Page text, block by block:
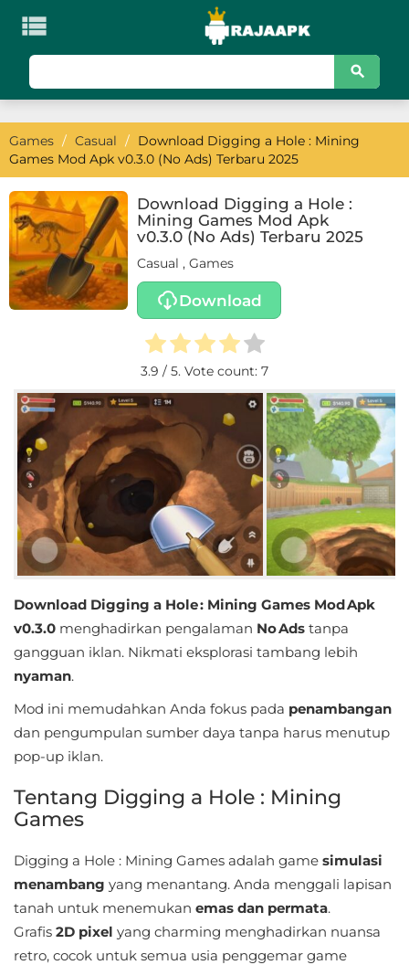

Games
Action
Arcade
Board
Card
Casual
Educational
First
Person
Horror
Music
Puzzle
Racing
Role
Playing
Sandbox
Shooting
Simulation
Sports
Games / Casual / Download Digging a Hole : Mining
Games Mod Apk v0.3.0 (No Ads) Terbaru 2025
Download Digging a Hole :
Mining Games Mod Apk
v0.3.0 (No Ads) Terbaru 2025
Casual , Games
Download
3.9 / 5. Vote count: 7
Download Digging a Hole : Mining Games Mod Apk
v0.3.0 menghadirkan pengalaman No Ads tanpa
gangguan iklan. Nikmati eksplorasi tambang lebih
nyaman.
Mod ini memudahkan Anda fokus pada penambangan
dan pengumpulan sumber daya tanpa harus menutup
pop-up iklan.
Tentang Digging a Hole : Mining
Games
Digging a Hole : Mining Games adalah game simulasi
menambang yang menantang. Anda menggali lapisan
tanah untuk menemukan emas dan permata.
Grafis 2D pixel yang charming menghadirkan nuansa
retro, cocok untuk semua usia penggemar game